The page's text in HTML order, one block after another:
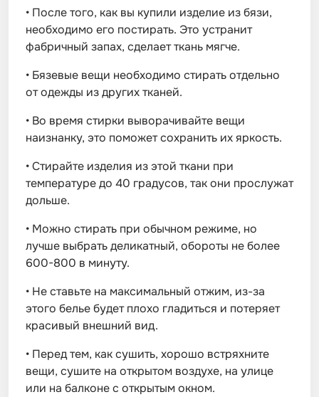
• После того, как вы купили изделие из бязи,
необходимо его постирать. Это устранит
фабричный запах, сделает ткань мягче.
• Бязевые вещи необходимо стирать отдельно
от одежды из других тканей.
• Во время стирки выворачивайте вещи
наизнанку, это поможет сохранить их яркость.
•Стирайте изделия из этой ткани при
температуре до 40 градусов, так они прослужат
дольше.
• Можно стирать при обычном режиме, но
лучше выбрать деликатный, обороты не более
600-800 в минуту.
• Не ставьте на максимальный отжим, из-за
этого белье будет плохо гладиться и потеряет
красивый внешний вид.
• Перед тем, как сушить, хорошо встряхните
вещи, сушите на открытом воздухе, на улице
или на балконе с открытым окном.